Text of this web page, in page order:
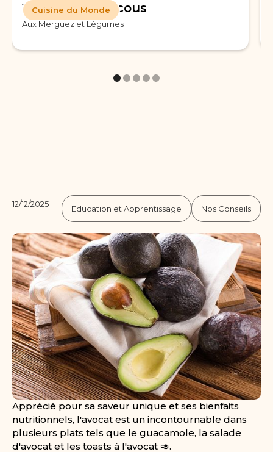
Véritable Couscous
Aux Merguez et Légumes
Cuisine du Monde
12/12/2025 Education et Apprentissage Nos Conseils
Apprécié pour sa saveur unique et ses bienfaits
nutritionnels, l'avocat est un incontournable dans
plusieurs plats tels que le guacamole, la salade
d'avocat et les toasts à l'avocat 🥑.